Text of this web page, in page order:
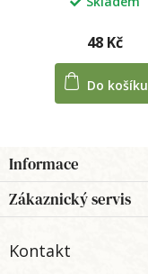
48 Kč
Do košíku
á
p
a
Informace
Zákaznický servis
Kontakt